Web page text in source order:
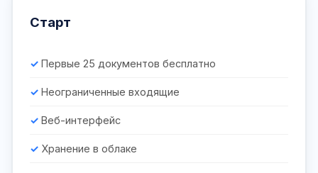
Старт
Первые 25 документов бесплатно
Неограниченные входящие
Веб-интерфейс
Хранение в облаке